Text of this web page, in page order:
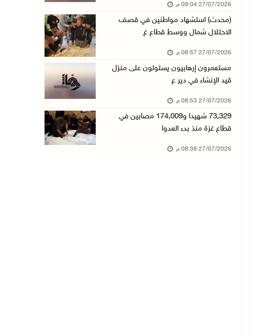
27/07/2026 09:04 م
(محدث) استشهاد مواطنين في قصف
الاحتلال شمال ووسط قطاع غ
27/07/2026 08:57 م
مستعمرون إرهابيون يستولون على منزل
قيد الإنشاء في دير ع
27/07/2026 08:53 م
73,329 شهيدا و174,009 مصابين في
قطاع غزة منذ بدء العدوا
27/07/2026 08:38 م